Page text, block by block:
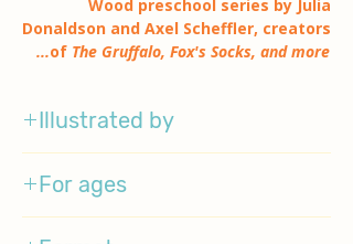
Wood preschool series by Julia
Donaldson and Axel Scheffler, creators
of The Gruffalo, Fox's Socks, and more...
Illustrated by
For ages